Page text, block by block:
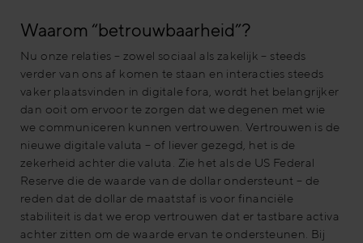
Waarom “betrouwbaarheid”?
Nu onze relaties – zowel sociaal als zakelijk – steeds
verder van ons af komen te staan en interacties steeds
vaker plaatsvinden in digitale fora, wordt het belangrijker
dan ooit om ervoor te zorgen dat we degenen met wie
we communiceren kunnen vertrouwen. Vertrouwen is de
nieuwe digitale valuta – of liever gezegd, het is de
zekerheid achter die valuta. Zie het als de US Federal
Reserve die de waarde van de dollar ondersteunt – de
reden dat de dollar de maatstaf is voor financiële
stabiliteit is dat we erop vertrouwen dat er tastbare activa
achter zitten om de waarde ervan te ondersteunen. Bij